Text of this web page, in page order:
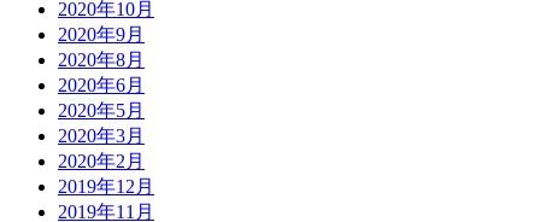
2020年10月
2020年9月
2020年8月
2020年6月
2020年5月
2020年3月
2020年2月
2019年12月
2019年11月